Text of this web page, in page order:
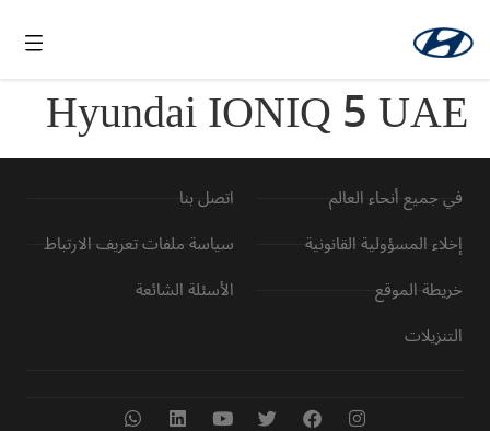
Hyundai IONIQ 5 UAE
في جميع أنحاء العالم
إخلاء المسؤولية القانونية
خريطة الموقع
التنزيلات
اتصل بنا
سياسة ملفات تعريف الارتباط
الأسئلة الشائعة